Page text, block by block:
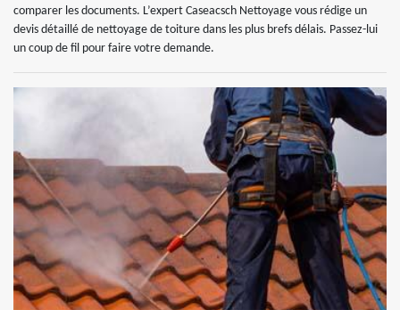
comparer les documents. L’expert Caseacsch Nettoyage vous rédige un
devis détaillé de nettoyage de toiture dans les plus brefs délais. Passez-lui
un coup de fil pour faire votre demande.